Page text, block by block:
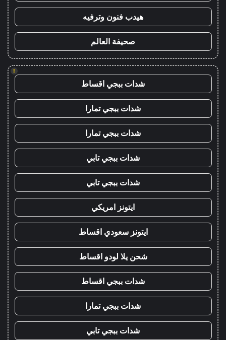
هيدب فنون وترفيه
صحيفة العالم
!
شدات ببجي اقساط
شدات ببجي تمارا
شدات ببجي تمارا
شدات ببجي تابي
شدات ببجي تابي
ايتونز امريكي
ايتونز سعودي اقساط
شحن يلا لودو اقساط
شدات ببجي اقساط
شدات ببجي تمارا
شدات ببجي تابي